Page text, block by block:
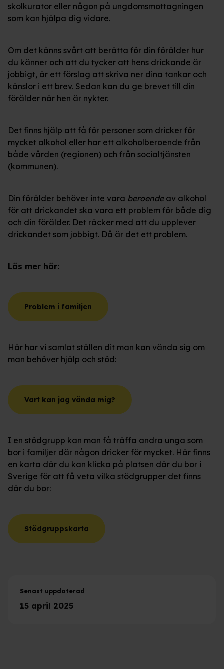
skolkurator eller någon på ungdomsmottagningen
som kan hjälpa dig vidare.
Om det känns svårt att berätta för din förälder hur
du känner och att du tycker att hens drickande är
jobbigt, är ett förslag att skriva ner dina tankar och
känslor i ett brev. Sedan kan du ge brevet till din
förälder när hen är nykter.
Det finns hjälp att få för personer som dricker för
mycket alkohol eller har ett alkoholberoende från
både vården (regionen) och från socialtjänsten
(kommunen).
Din förälder behöver inte vara beroendeav alkohol
för att drickandet ska vara ett problem för både dig
och din förälder. Det räcker med att du upplever
drickandet som jobbigt. Då är det ett problem.
Läs mer här:
Problem i familjen
Här har vi samlat ställen dit man kan vända sig om
man behöver hjälp och stöd:
Vart kan jag vända mig?
I en stödgrupp kan man få träffa andra unga som
bor i familjer där någon dricker för mycket. Här finns
en karta där du kan klicka på platsen där du bor i
Sverige för att få veta vilka stödgrupper det finns
där du bor:
Stödgruppskarta
Senast uppdaterad
15 april 2025